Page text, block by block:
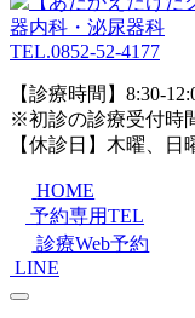
TEL.0852-52-4177
【診療時間】8:30-
※初診の診療受付時
【休診日】木曜、日
HOME
予約専用TEL
診療Web予約
LINE